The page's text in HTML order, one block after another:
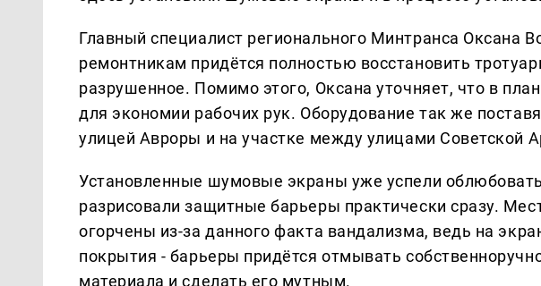
Главный специалист регионального Минтранса Оксана
ремонтникам придётся полностью восстановить
разрушенное. Помимо этого, Оксана уточняет, что в
для экономии рабочих рук. Оборудование так же
улицей Авроры и на участке между улицами Советской
Установленные шумовые экраны уже успели
разрисовали защитные барьеры практически сразу.
огорчены из-за данного факта вандализма, ведь на
покрытия - барьеры придётся отмывать
материала и сделать его мутным.